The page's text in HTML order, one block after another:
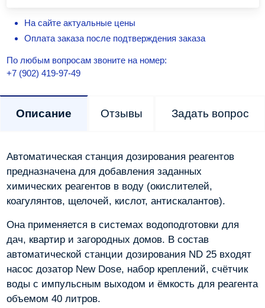
На сайте актуальные цены
Оплата заказа после подтверждения заказа
По любым вопросам звоните на номер:
+7 (902) 419-97-49
Описание Отзывы Задать вопрос
Автоматическая станция дозирования реагентов
предназначена для добавления заданных
химических реагентов в воду (окислителей,
коагулянтов, щелочей, кислот, антискалантов).
Она применяется в системах водоподготовки для
дач, квартир и загородных домов. В состав
автоматической станции дозирования ND 25 входят
насос дозатор New Dose, набор креплений, счётчик
воды с импульсным выходом и ёмкость для реагента
объемом 40 литров.